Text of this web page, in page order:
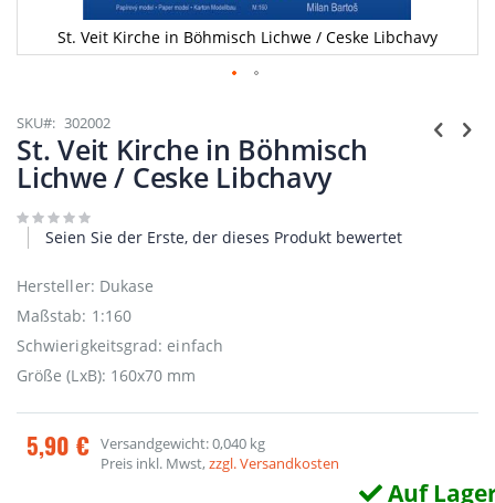
St. Veit Kirche in Böhmisch Lichwe / Ceske Libchavy
Anfang
der
Bildgalerie
springen
SKU 302002
St. Veit Kirche in Böhmisch
Lichwe / Ceske Libchavy
Seien Sie der Erste, der dieses Produkt bewertet
Hersteller: Dukase
Maßstab: 1:160
Schwierigkeitsgrad: einfach
Größe (LxB): 160x70 mm
5,90 € Versandgewicht: 0,040 kg
Preis inkl. Mwst,zzgl. Versandkosten
Auf